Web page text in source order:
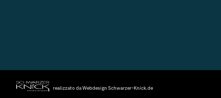
realizzato da Webdesign Schwarzer-Knick.de